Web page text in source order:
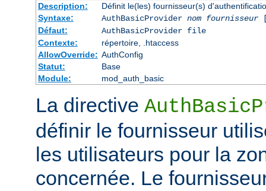
Description:
Définit le(les) fournisseur(s)
Syntaxe:
AuthBasicProvider nom fournisseur
Défaut:
AuthBasicProvider file
Contexte:
répertoire, .htaccess
AllowOverride: AuthConfig
Statut:
Base
Module:
mod_auth_basic
La directive
définir le fournisseur
les utilisateurs pour la
concernée. Le